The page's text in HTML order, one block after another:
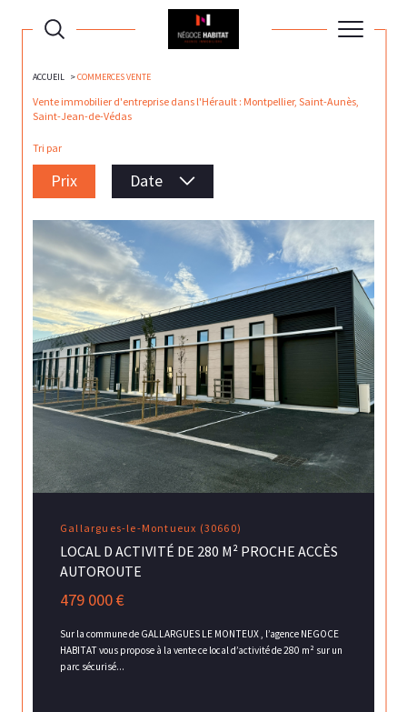
ACCUEIL COMMERCES VENTE
Vente immobilier d'entreprise dans l'Hérault : Montpellier, Saint-Aunès,
Saint-Jean-de-Védas
Tri par
Prix Date
Gallargues-le-Montueux (30660)
LOCAL D ACTIVITÉ DE 280 M² PROCHE ACCÈS
AUTOROUTE
479 000 €
Sur la commune de GALLARGUES LE MONTEUX , l’agence NEGOCE
HABITAT vous propose à la vente ce local d’activité de 280 m² sur un
parc sécurisé...